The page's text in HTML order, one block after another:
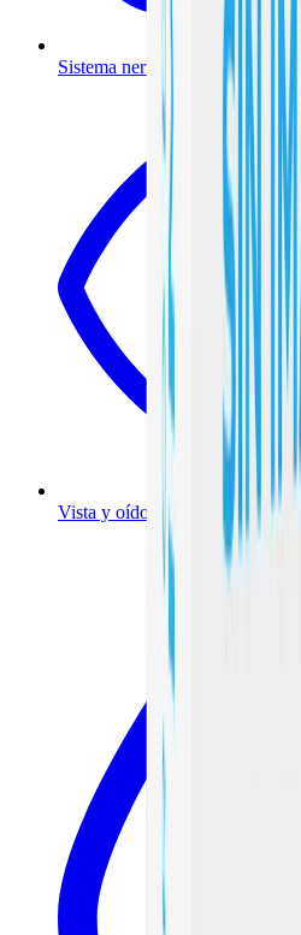
Sistema nervioso
Vista y oído